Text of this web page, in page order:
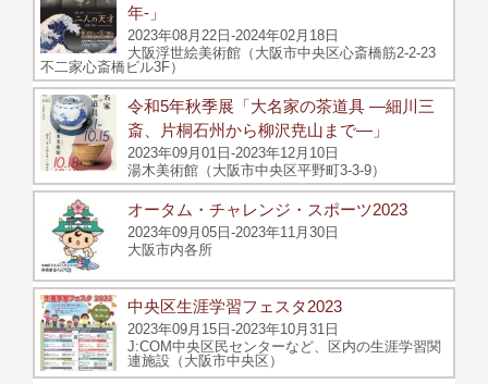
年-」
2023年08月22日-2024年02月18日
大阪浮世絵美術館（大阪市中央区心斎橋筋2-2-23
不二家心斎橋ビル3F）
令和5年秋季展「大名家の茶道具 ―細川三
斎、片桐石州から柳沢尭山まで―」
2023年09月01日-2023年12月10日
湯木美術館（大阪市中央区平野町3-3-9）
オータム・チャレンジ・スポーツ2023
2023年09月05日-2023年11月30日
大阪市内各所
中央区生涯学習フェスタ2023
2023年09月15日-2023年10月31日
J:COM中央区民センターなど、区内の生涯学習関
連施設（大阪市中央区）